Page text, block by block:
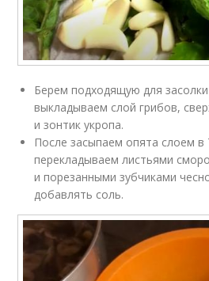
Берем подходящую для
выкладываем слой грибов,
и зонтик укропа.
После засыпаем опята слоем в
перекладываем листьями
и порезанными зубчиками
добавлять соль.